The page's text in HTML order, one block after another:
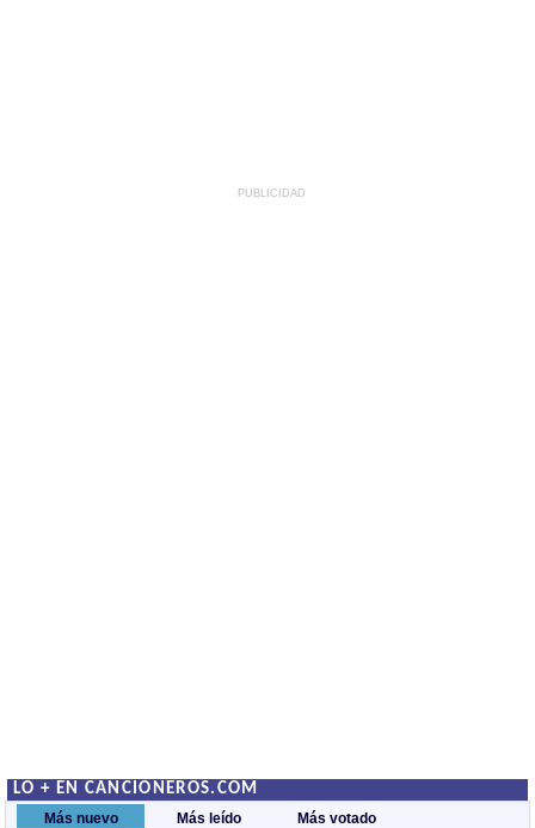
PUBLICIDAD
LO + EN CANCIONEROS.COM
Más nuevo Más leído Más votado